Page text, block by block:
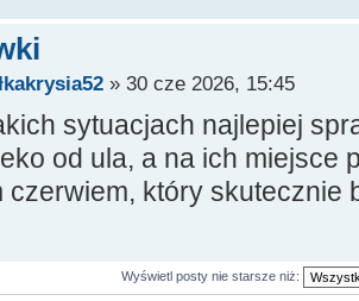
» 30 cze 2026, 15:45
sytuacjach najlepiej
od ula, a na ich miejsce
czerwiem, który skutecznie
Wyświetl posty nie starsze niż: